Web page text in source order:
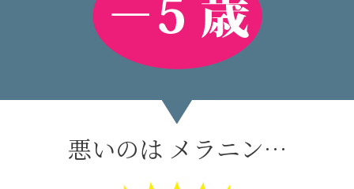
悪いのは メラニン…